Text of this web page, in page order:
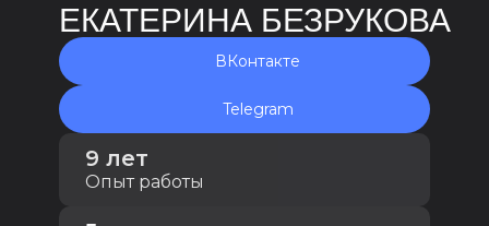
ЕКАТЕРИНА БЕЗРУКОВА
ВКонтакте
Telegram
9 лет
Опыт работы